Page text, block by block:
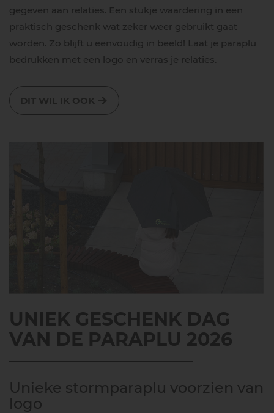
gegeven aan relaties. Een stukje waardering in een
praktisch geschenk wat zeker weer gebruikt gaat
worden. Zo blijft u eenvoudig in beeld! Laat je paraplu
bedrukken met een logo en verras je relaties.
DIT WIL IK OOK
UNIEK GESCHENK DAG
VAN DE PARAPLU 2026
Unieke stormparaplu voorzien van
logo